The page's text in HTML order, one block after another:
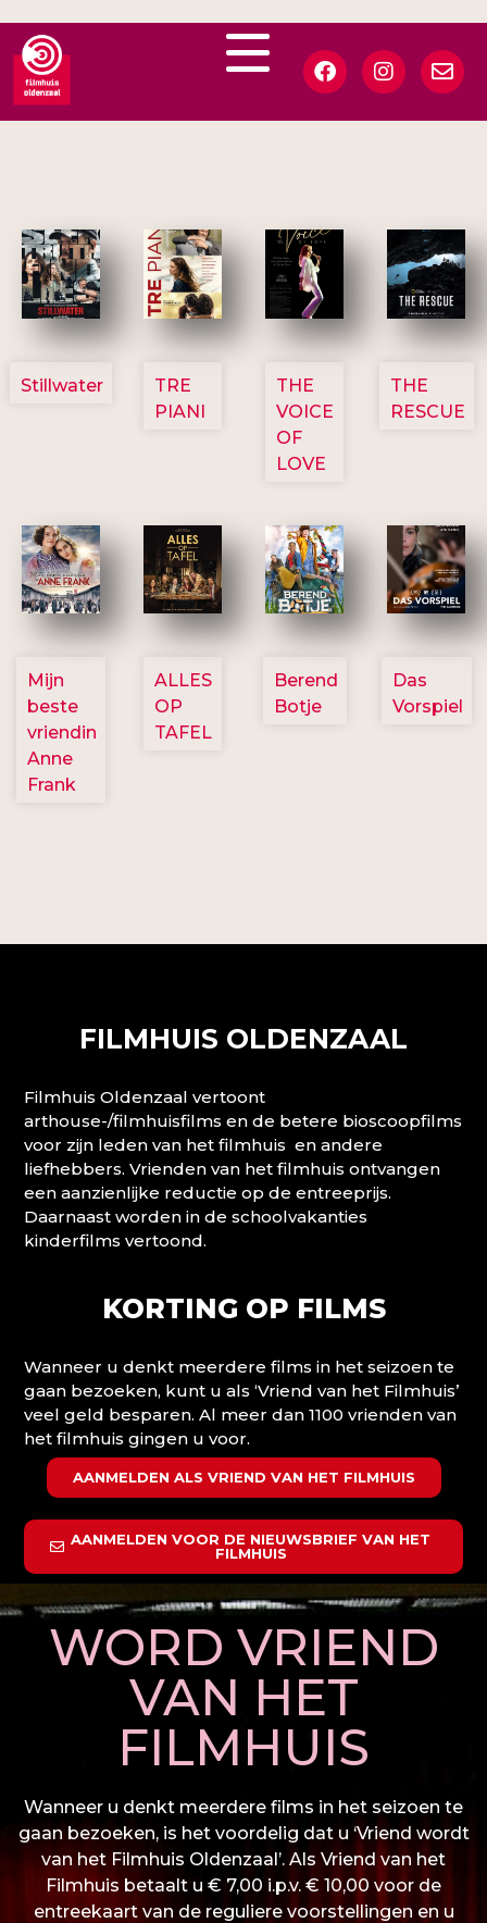
3123
Stillwater
3129
TRE
PIANI
3135
THE
VOICE
OF
LOVE
3148
THE
RESCUE
2757
Mijn
beste
vriendin
Anne
Frank
3154
ALLES
OP
TAFEL
2799
Berend
Botje
2777
Das
Vorspiel
FILMHUIS OLDENZAAL
Filmhuis Oldenzaal vertoont
arthouse-/filmhuisfilms en de betere bioscoopfilms
voor zijn leden van het filmhuis en andere
liefhebbers. Vrienden van het filmhuis ontvangen
een aanzienlijke reductie op de entreeprijs.
Daarnaast worden in de schoolvakanties
kinderfilms vertoond.
KORTING OP FILMS
Wanneer u denkt meerdere films in het seizoen te
gaan bezoeken, kunt u als ‘Vriend van het Filmhuis’
veel geld besparen. Al meer dan 1100 vrienden van
het filmhuis gingen u voor.
AANMELDEN ALS VRIEND VAN HET FILMHUIS
AANMELDEN VOOR DE NIEUWSBRIEF VAN HET
FILMHUIS
WORD VRIEND
VAN HET
FILMHUIS
Wanneer u denkt meerdere films in het seizoen te
gaan bezoeken, is het voordelig dat u ‘Vriend wordt
van het Filmhuis Oldenzaal’. Als Vriend van het
Filmhuis betaalt u € 7,00 i.p.v. € 10,00 voor de
entreekaart van de reguliere voorstellingen en u